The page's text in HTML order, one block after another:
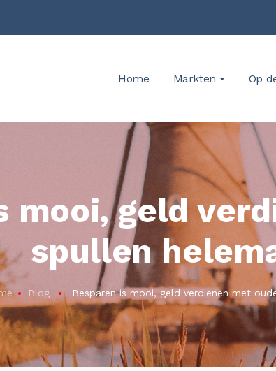
Home Markten Op
mooi, geld
spullen
Blog Besparen is mooi, geld verdienen met